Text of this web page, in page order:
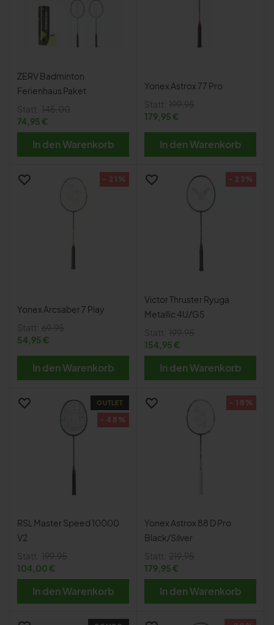
ZERV Badminton
Ferienhaus Paket
Statt: 145,00
74,95 €
In den Warenkorb
Yonex Astrox 77 Pro
Statt: 199,95
179,95 €
In den Warenkorb
- 21%
Yonex Arcsaber 7 Play
Statt: 69,95
54,95 €
In den Warenkorb
- 23%
Victor Thruster Ryuga
Metallic 4U/G5
Statt: 199,95
154,95 €
In den Warenkorb
OUTLET
- 48%
RSL Master Speed 10000
V2
Statt: 199,95
104,00 €
In den Warenkorb
- 18%
Yonex Astrox 88 D Pro
Black/Silver
Statt: 219,95
179,95 €
In den Warenkorb